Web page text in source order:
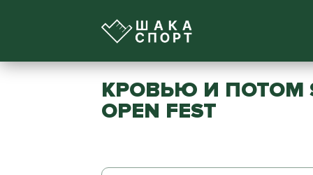
КРОВЬЮ И ПОТОМ
OPEN FEST